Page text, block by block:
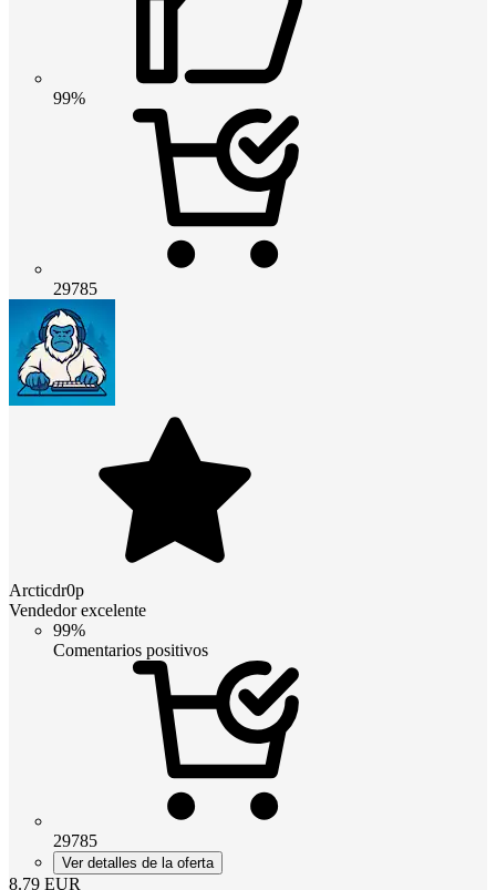
99%
29785
Arcticdr0p
Vendedor excelente
99%
Comentarios positivos
29785
Ver detalles de la oferta
8.79 EUR